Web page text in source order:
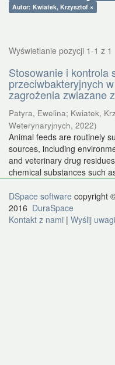
Autor: Kwiatek, Krzysztof ×
Wyświetlanie pozycji 1-1 z 1
Stosowanie i kontrola
przeciwbakteryjnych
zagrożenia zwiazane
Patyra, Ewelina; Kwiatek,
Weterynaryjnych, 2022)
Animal feeds are routinely
sources, including
and veterinary drug
chemical substances such
DSpace software copyright
2016 DuraSpace
Kontakt z nami | Wyślij uwagi